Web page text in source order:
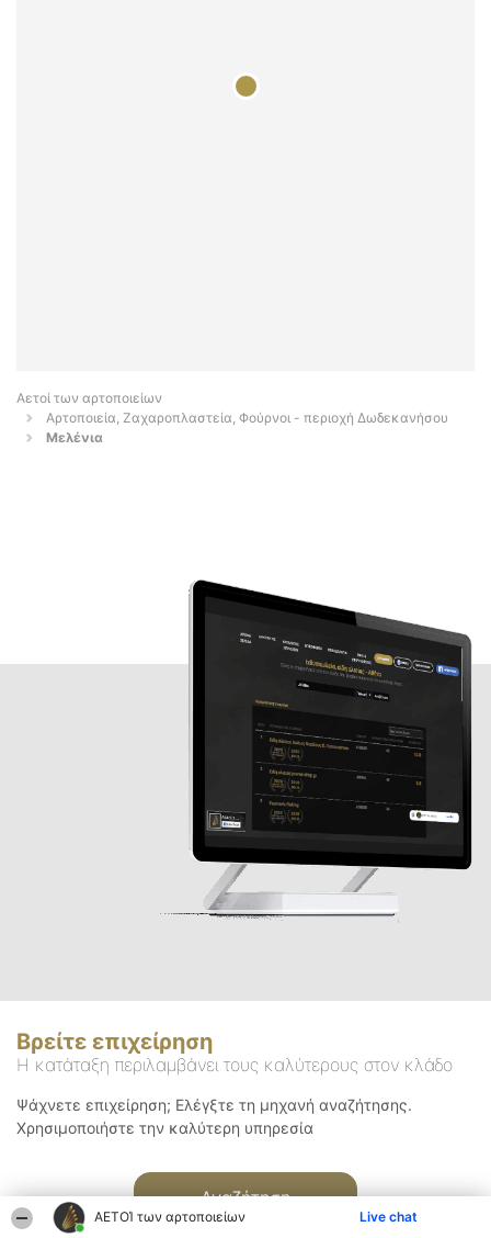
ΑΕΤΟΊ των αρτοποιείων Live chat
Αετοί των αρτοποιείων
Αρτοποιεία, Ζαχαροπλαστεία, Φούρνοι - περιοχή Δωδεκανήσου
Μελένια
Βρείτε επιχείρηση
Η κατάταξη περιλαμβάνει τους καλύτερους στον κλάδο
Ψάχνετε επιχείρηση; Ελέγξτε τη μηχανή αναζήτησης.
Χρησιμοποιήστε την καλύτερη υπηρεσία
Αναζήτηση